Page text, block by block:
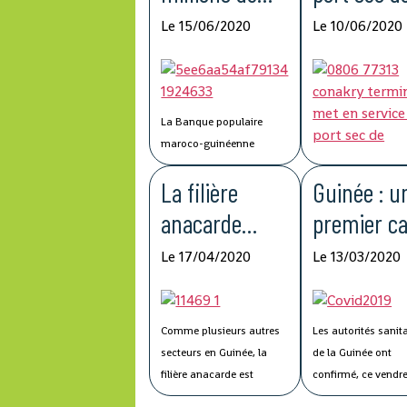
francs
guinéens du
Groupe BCP
pour lutter
contre la
Covid-19
Le 15/06/2020
La Banque populaire
maroco-guinéenne
(BPMG), une filiale de
Groupe Banque centrale
a fait don de 500 millions
de francs guinéens au
à la Covid-19 et de
de la Guinée.
Kagbelen
améliorer la
de la
logistique
Le 10/06/2020
La mise à service
filiale de Bolloré
compétitivité du Port
La filière
anacarde
affectée par le
Covid-19
Le 17/04/2020
Comme plusieurs autres
secteurs en Guinée, la
filière anacarde est
également touchée de
Guinée :
premier
de
coronavirus
confirmé
Le 13/03/2020
Les autorités
de la Guinée ont
confirmé, ce
Conakary, un